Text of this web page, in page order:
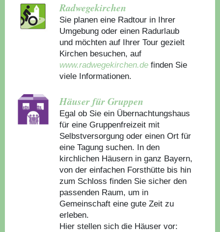
Radwegekirchen
Sie planen eine Radtour in Ihrer
Umgebung oder einen Radurlaub
und möchten auf Ihrer Tour gezielt
Kirchen besuchen, auf
www.radwegekirchen.de finden Sie
viele Informationen.
Häuser für Gruppen
Egal ob Sie ein Übernachtungshaus
für eine Gruppenfreizeit mit
Selbstversorgung oder einen Ort für
eine Tagung suchen. In den
kirchlichen Häusern in ganz Bayern,
von der einfachen Forsthütte bis hin
zum Schloss finden Sie sicher den
passenden Raum, um in
Gemeinschaft eine gute Zeit zu
erleben.
Hier stellen sich die Häuser vor: